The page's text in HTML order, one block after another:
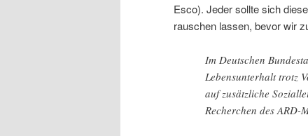
Esco). Jeder sollte sich
rauschen lassen, bevor wir
Im Deutschen
Lebensunterhalt trotz
auf zusätzliche
Recherchen des ARD-